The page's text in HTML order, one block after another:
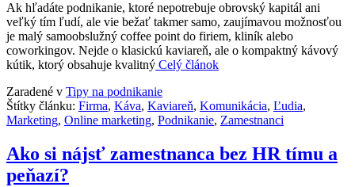
Ak hľadáte podnikanie, ktoré nepotrebuje obrovský kapitál ani
veľký tím ľudí, ale vie bežať takmer samo, zaujímavou možnosťou
je malý samoobslužný coffee point do firiem, kliník alebo
coworkingov. Nejde o klasickú kaviareň, ale o kompaktný kávový
kútik, ktorý obsahuje kvalitný Celý článok
Zaradené v Tipy na podnikanie
Štítky článku: Firma, Káva, Kaviareň, Komunikácia, Ľudia,
Marketing, Online marketing, Podnikanie, Zamestnanci
Ako si nájsť zamestnanca bez HR tímu a
peňazí?